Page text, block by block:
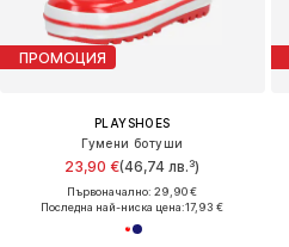
ПРОМОЦИЯ
PLAYSHOES
Гумени ботуши
23,90 €(46,74 лв.³)
Първоначално: 29,90 €
Последна най-ниска цена:17,93 €